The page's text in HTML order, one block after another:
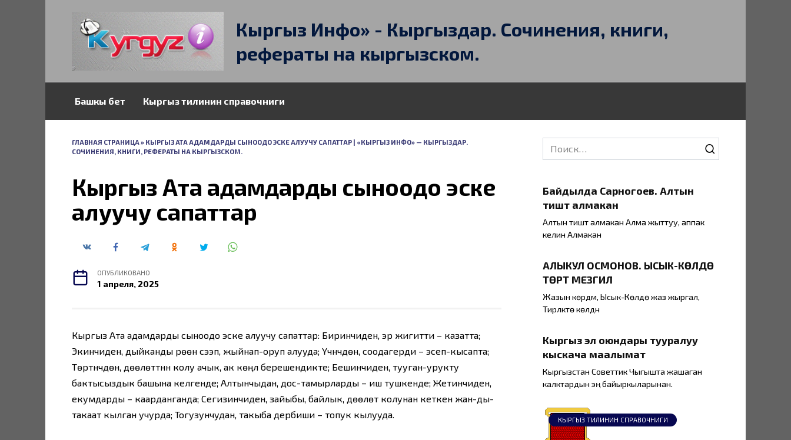
Кыргыз Инфо» - Кыргыздар. Сочинения, книги,
рефераты на кыргызском.
Башкы бет Кыргыз тилинин справочниги
ГЛАВНАЯ СТРАНИЦА» КЫРГЫЗ АТА АДАМДАРДЫ СЫНООДО ЭСКЕ АЛУУЧУ САПАТТАР | «КЫРГЫЗ ИНФО» — КЫРГЫЗДАР.
СОЧИНЕНИЯ, КНИГИ, РЕФЕРАТЫ НА КЫРГЫЗСКОМ.
Кыргыз Ата адамдарды сыноодо эске
алуучу сапаттар
ОПУБЛИКОВАНО
1 апреля, 2025
Кыргыз Ата адамдарды сыноодо эске алуучу сапаттар: Биринчиден, эр жигитти – казатта;
Экинчиден, дыйканды үрөөн сээп, жыйнап-оруп алууда; Үчүнчүдөн, соодагерди – эсеп-кысапта;
Төртүнчүдөн, дөөлөттүнүн колу ачык, ак көңүл берешендикте; Бешинчиден, тууган-урукту
бактысыздык башына келгенде; Алтынчыдан, дос-тамырларды – иш тушкенде; Жетинчиден,
екумдарды – каарданганда; Сегизинчиден, зайыбы, байлык, дөөлөтү колунан кеткен жан-ды-
такаат кылган учурда; Тогузунчудан, такыба дербиши – топук кылууда.
Search
for:
Байдылда Сарногоев. Алтын
тиштүү алмакан
Алтын тиштүү алмакан Алма жыттуу, аппак
келин Алмакан
АЛЫКУЛ ОСМОНОВ. ЫСЫК-КӨЛДӨ
ТӨРТ МЕЗГИЛ
Жазын көрдүм, Ысык-Көлдө жаз жыргал,
Тирүүлүктө көлдүн
Кыргыз эл оюндары тууралуу
кыскача маалымат
Кыргызстан Советтик Чыгышта жашаган
калктардын эң байыркыларынан.
КЫРГЫЗ ТИЛИНИН СПРАВОЧНИГИ